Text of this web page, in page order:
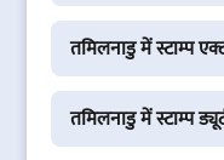
तमिलनाडु में स्टाम्प
तमिलनाडु में स्टाम्प